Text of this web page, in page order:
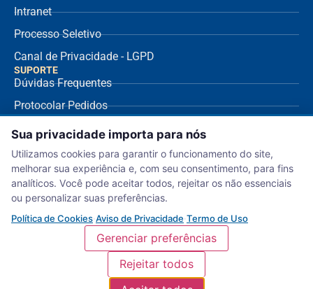
Intranet
Processo Seletivo
Canal de Privacidade - LGPD
SUPORTE
Dúvidas Frequentes
Protocolar Pedidos
Envio de NF Fornecedor
Ouvidoria
Aviso de Privacidade
Termo de Uso
Política de Cookies
Serviço Nacional de Aprendizagem Comercial – Departamento Regional de
Sua privacidade importa para nós
Utilizamos cookies para garantir o funcionamento do site,
melhorar sua experiência e, com seu consentimento, para fins
analíticos. Você pode aceitar todos, rejeitar os não essenciais
ou personalizar suas preferências.
Política de Cookies·Aviso de Privacidade·Termo de Uso
Gerenciar preferências
Rejeitar todos